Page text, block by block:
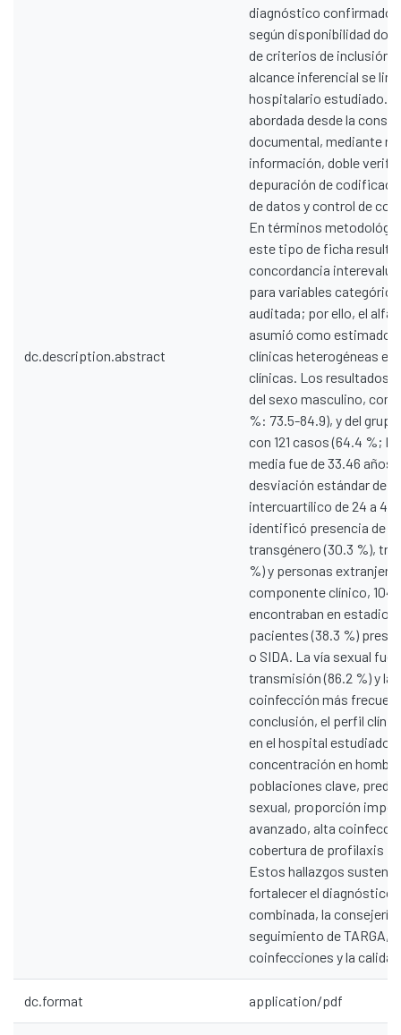
dc.description.abstract
diagnóstico confirmado
según disponibilidad
de criterios de inclusión
alcance inferencial se
hospitalario estudiado.
abordada desde la
documental, mediante
información, doble
depuración de
de datos y control de
En términos
este tipo de ficha
concordancia
para variables
auditada; por ello, el alfa
asumió como estimador
clínicas heterogéneas
clínicas. Los resultados
del sexo masculino, con
%: 73.5-84.9), y del
con 121 casos (64.4 %;
media fue de 33.46 años,
desviación estándar de
intercuartílico de 24 a
identificó presencia de
transgénero (30.3 %),
%) y personas
componente clínico, 104
encontraban en estadio
pacientes (38.3 %)
o SIDA. La vía sexual fue
transmisión (86.2 %) y la
coinfección más
conclusión, el perfil
en el hospital estudiado
concentración en
poblaciones clave,
sexual, proporción
avanzado, alta
cobertura de profilaxis
Estos hallazgos
fortalecer el diagnóstico
combinada, la
seguimiento de TARGA,
coinfecciones y la
dc.format application/pdf